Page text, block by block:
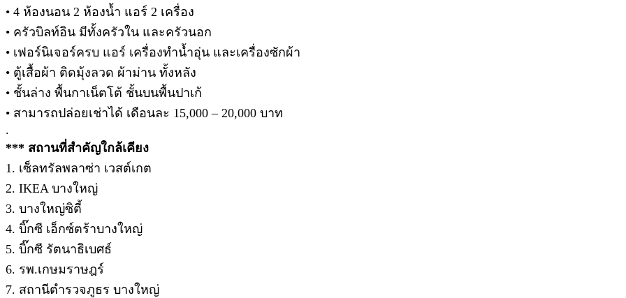
• 4 ห้องนอน 2 ห้องน้ำ แอร์ 2 เครื่อง
• ครัวบิลท์อิน มีทั้งครัวใน และครัวนอก
• เฟอร์นิเจอร์ครบ แอร์ เครื่องทำน้ำอุ่น และเครื่องซักผ้า
• ตู้เสื้อผ้า ติดมุ้งลวด ผ้าม่าน ทั้งหลัง
• ชั้นล่าง พื้นกาเน็ตโต้ ชั้นบนพื้นปาเก้
• สามารถปล่อยเช่าได้ เดือนละ 15,000 – 20,000 บาท
.
*** สถานที่สำคัญใกล้เคียง
1. เซ็ลทรัลพลาซ่า เวสต์เกต
2. IKEA บางใหญ่
3. บางใหญ่ซิตี้
4. บิ๊กซี เอ็กซ์ตร้าบางใหญ่
5. บิ๊กซี รัตนาธิเบศธ์
6. รพ.เกษมราษฎร์
7. สถานีตำรวจภูธร บางใหญ่